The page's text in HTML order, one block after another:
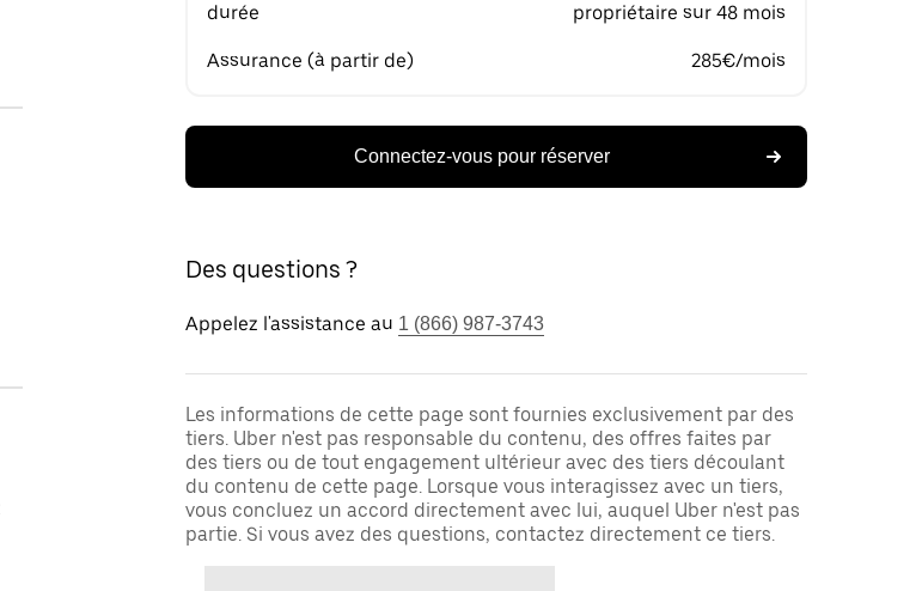
durée
propriétaire sur 48 mois
Assurance (à partir de) 285€/mois
Connectez-vous pour réserver
Des questions ?
Appelez l'assistance au 1 (866) 987-3743
Les informations de cette page sont fournies exclusivement par des
tiers. Uber n'est pas responsable du contenu, des offres faites par
des tiers ou de tout engagement ultérieur avec des tiers découlant
du contenu de cette page. Lorsque vous interagissez avec un tiers,
vous concluez un accord directement avec lui, auquel Uber n'est pas
partie. Si vous avez des questions, contactez directement ce tiers.